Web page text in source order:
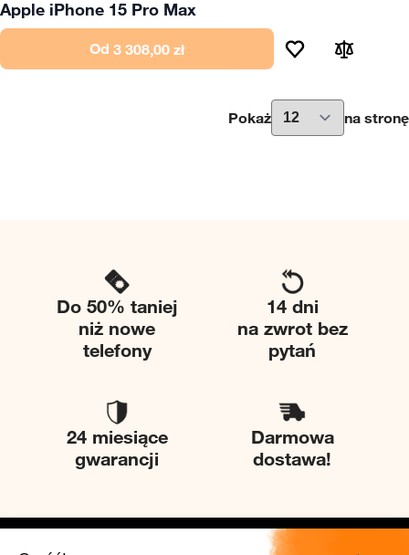
Apple iPhone 15 Pro Max
Od 3 308,00 zł
Pokaż na stronę
Do 50% taniej
niż nowe
telefony
14 dni
na zwrot bez
pytań
24 miesiące
gwarancji
Darmowa
dostawa!